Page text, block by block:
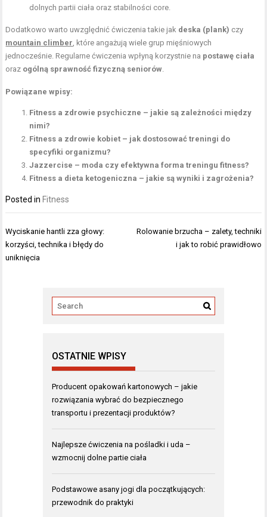
dolnych partii ciała oraz stabilności core.
Dodatkowo warto uwzględnić ćwiczenia takie jak deska (plank) czy
mountain climber, które angażują wiele grup mięśniowych
jednocześnie. Regularne ćwiczenia wpłyną korzystnie na postawę ciała
oraz ogólną sprawność fizyczną seniorów.
Powiązane wpisy:
Fitness a zdrowie psychiczne – jakie są zależności między
nimi?
Fitness a zdrowie kobiet – jak dostosować treningi do
specyfiki organizmu?
Jazzercise – moda czy efektywna forma treningu fitness?
Fitness a dieta ketogeniczna – jakie są wyniki i zagrożenia?
Posted in Fitness
Nawigacja
wpisu
Wyciskanie hantli zza głowy:
korzyści, technika i błędy do
uniknięcia
Rolowanie brzucha – zalety, techniki
i jak to robić prawidłowo
OSTATNIE WPISY
Producent opakowań kartonowych – jakie
rozwiązania wybrać do bezpiecznego
transportu i prezentacji produktów?
Najlepsze ćwiczenia na pośladki i uda –
wzmocnij dolne partie ciała
Podstawowe asany jogi dla początkujących:
przewodnik do praktyki